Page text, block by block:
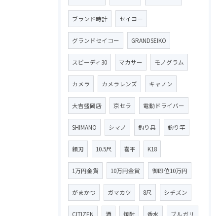
ブランド時計 セイコー
グランドセイコー GRANDSEIKO
スピーディ30 マカサー モノグラム
カメラ カメラレンズ キャノン
大吉盛岡店 京セラ 電動ドライバー
SHIMANO シマノ 釣り具 釣り竿
頼刃 10.5尺 喜平 K18
1万円金貨 10万円金貨 御即位10万円
がまかつ ガマカツ 8尺 シチズン
CITIZEN 酒 焼酎 香水 ブルガリ